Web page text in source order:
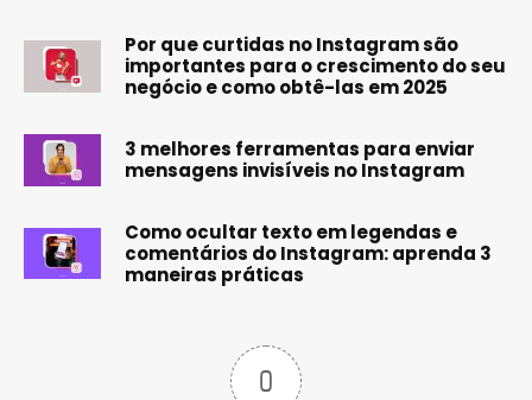
Por que curtidas no Instagram são
importantes para o crescimento do seu
negócio e como obtê-las em 2025
3 melhores ferramentas para enviar
mensagens invisíveis no Instagram
Como ocultar texto em legendas e
comentários do Instagram: aprenda 3
maneiras práticas
0